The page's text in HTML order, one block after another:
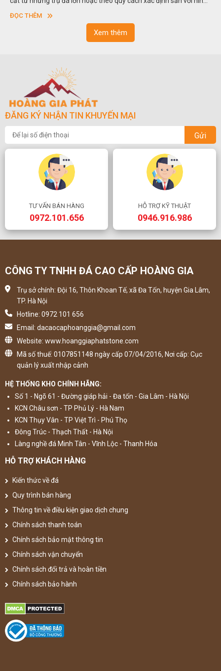
vuông hoặc hình chữ nhật và có độ dày khác nhau.
ĐỌC THÊM
Xem thêm
ĐĂNG KÝ NHẬN TIN KHUYẾN MẠI
Gửi
TƯ VẤN BÁN HÀNG
0972.101.656
HỖ TRỢ KỸ THUẬT
0946.916.986
CÔNG TY TNHH ĐÁ CAO CẤP HOÀNG GIA
Trụ sở chính: Đội 16, Thôn Khoan Tế, xã Đa Tốn, huyện Gia Lâm,
TP. Hà Nội
Hotline: 0972 101 656
Email: dacaocaphoanggia@gmail.com
Website: www.hoanggiaphatstone.com
Mã số thuế: 0107851148 ngày cấp 07/04/2016, Nơi cấp: Cục
quản lý xuất nhập cảnh
HỆ THỐNG KHO CHÍNH HÃNG:
Số 1 - Ngõ 61 - Đường giáp hải - Đa tốn - Gia Lâm - Hà Nội
KCN Châu sơn - TP Phủ Lý - Hà Nam
KCN Thụy Vân - TP Việt Trì - Phú Thọ
Đông Trúc - Thạch Thất - Hà Nội
Làng nghề đá Minh Tân - Vĩnh Lộc - Thanh Hóa
HỖ TRỢ KHÁCH HÀNG
Kiến thức về đá
Quy trình bán hàng
Thông tin về điều kiện giao dịch chung
Chính sách thanh toán
Chính sách bảo mật thông tin
Chính sách vận chuyển
Chính sách đổi trả và hoàn tiền
Chính sách bảo hành